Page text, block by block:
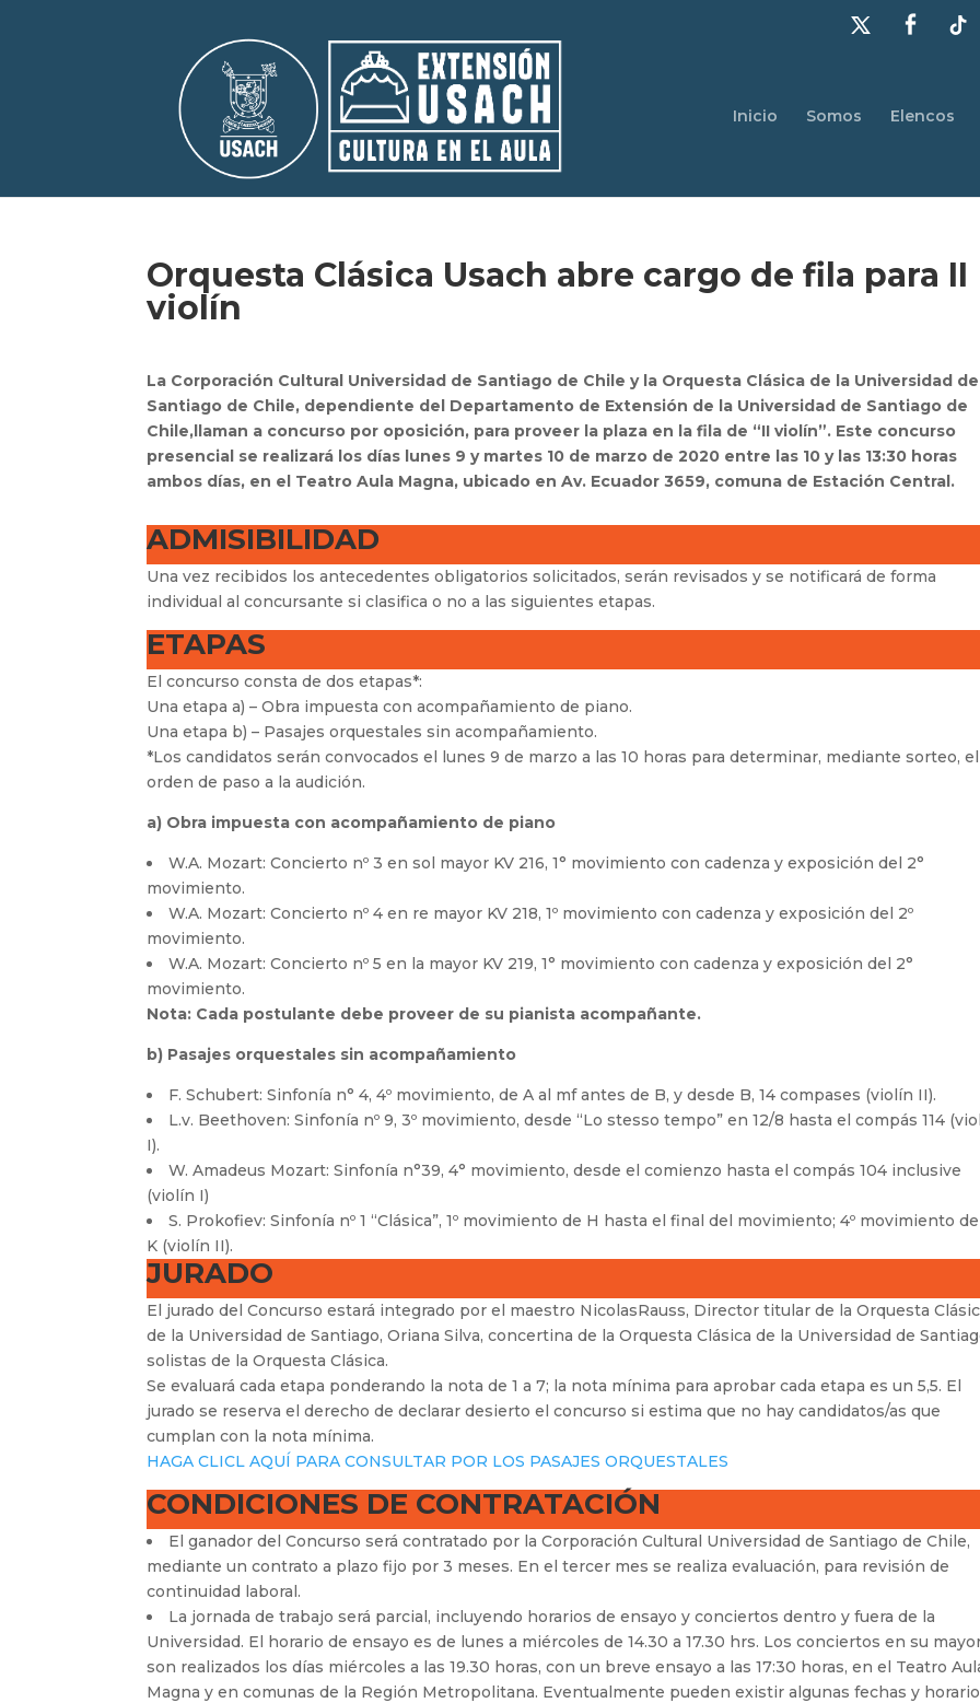
Inicio Somos Elencos
Orquesta Clásica Usach abre cargo de fila para II
violín
La Corporación Cultural Universidad de Santiago de Chile y la Orquesta Clásica de la Universidad de
Santiago de Chile, dependiente del Departamento de Extensión de la Universidad de Santiago de
Chile,llaman a concurso por oposición, para proveer la plaza en la fila de “II violín”. Este concurso
presencial se realizará los días lunes 9 y martes 10 de marzo de 2020 entre las 10 y las 13:30 horas
ambos días, en el Teatro Aula Magna, ubicado en Av. Ecuador 3659, comuna de Estación Central.
ADMISIBILIDAD
Una vez recibidos los antecedentes obligatorios solicitados, serán revisados y se notificará de forma
individual al concursante si clasifica o no a las siguientes etapas.
ETAPAS
El concurso consta de dos etapas*:
Una etapa a) – Obra impuesta con acompañamiento de piano.
Una etapa b) – Pasajes orquestales sin acompañamiento.
*Los candidatos serán convocados el lunes 9 de marzo a las 10 horas para determinar, mediante sorteo, el
orden de paso a la audición.
a) Obra impuesta con acompañamiento de piano
W.A. Mozart: Concierto nº 3 en sol mayor KV 216, 1° movimiento con cadenza y exposición del 2°
movimiento.
W.A. Mozart: Concierto nº 4 en re mayor KV 218, 1º movimiento con cadenza y exposición del 2º
movimiento.
W.A. Mozart: Concierto nº 5 en la mayor KV 219, 1° movimiento con cadenza y exposición del 2°
movimiento.
Nota: Cada postulante debe proveer de su pianista acompañante.
b) Pasajes orquestales sin acompañamiento
F. Schubert: Sinfonía n° 4, 4º movimiento, de A al mf antes de B, y desde B, 14 compases (violín II).
L.v. Beethoven: Sinfonía nº 9, 3º movimiento, desde “Lo stesso tempo” en 12/8 hasta el compás 114
I).
W. Amadeus Mozart: Sinfonía n°39, 4° movimiento, desde el comienzo hasta el compás 104 inclusive
(violín I)
S. Prokofiev: Sinfonía nº 1 “Clásica”, 1º movimiento de H hasta el final del movimiento; 4º movimiento
K (violín II).
JURADO
El jurado del Concurso estará integrado por el maestro NicolasRauss, Director titular de la Orquesta
de la Universidad de Santiago, Oriana Silva, concertina de la Orquesta Clásica de la Universidad de
solistas de la Orquesta Clásica.
Se evaluará cada etapa ponderando la nota de 1 a 7; la nota mínima para aprobar cada etapa es un 5,5. El
jurado se reserva el derecho de declarar desierto el concurso si estima que no hay candidatos/as que
cumplan con la nota mínima.
HAGA CLICL AQUÍ PARA CONSULTAR POR LOS PASAJES ORQUESTALES
CONDICIONES DE CONTRATACIÓN
El ganador del Concurso será contratado por la Corporación Cultural Universidad de Santiago de Chile,
mediante un contrato a plazo fijo por 3 meses. En el tercer mes se realiza evaluación, para revisión de
continuidad laboral.
La jornada de trabajo será parcial, incluyendo horarios de ensayo y conciertos dentro y fuera de la
Universidad. El horario de ensayo es de lunes a miércoles de 14.30 a 17.30 hrs. Los conciertos en su
son realizados los días miércoles a las 19.30 horas, con un breve ensayo a las 17:30 horas, en el Teatro
Magna y en comunas de la Región Metropolitana. Eventualmente pueden existir algunas fechas y